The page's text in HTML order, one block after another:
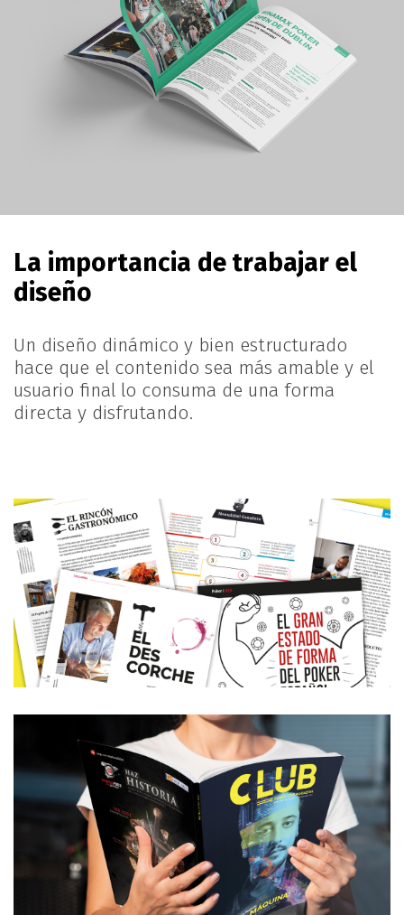
La importancia de trabajar el
diseño
Un diseño dinámico y bien estructurado
hace que el contenido sea más amable y el
usuario final lo consuma de una forma
directa y disfrutando.